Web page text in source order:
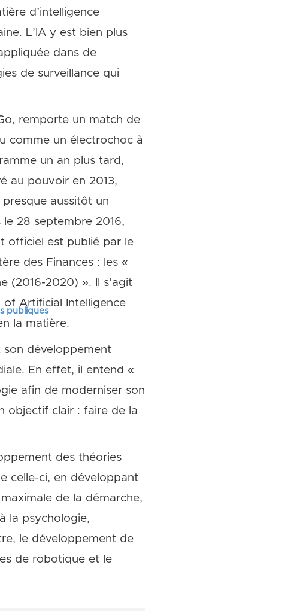
publiques
d’intelligence
L’IA y est bien plus
dans de
de surveillance qui
remporte un match de
comme un électrochoc à
un an plus tard,
au pouvoir en 2013,
aussitôt un
28 septembre 2016,
officiel est publié par le
des Finances : les «
(2016-2020) ». Il s’agit
of Artificial Intelligence
la matière.
son développement
En effet, il entend «
afin de moderniser son
objectif clair : faire de la
des théories
celle-ci, en développant
de la démarche,
la psychologie,
le développement de
de robotique et le